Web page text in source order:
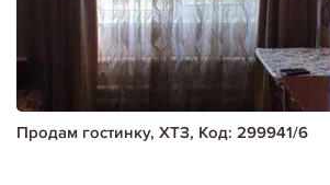
Продам гостинку, ХТЗ, Код: 299941/6